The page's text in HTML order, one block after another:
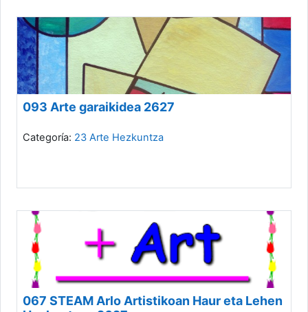
093 Arte garaikidea 2627
Categoría: 23 Arte Hezkuntza
067 STEAM Arlo Artistikoan Haur eta Lehen